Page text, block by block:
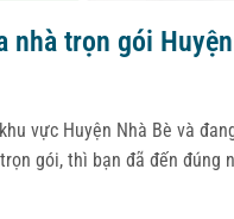
nhà trọn gói
vực Huyện Nhà Bè và
gói, thì bạn đã đến đúng